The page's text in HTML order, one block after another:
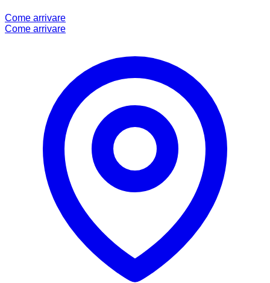
Come arrivare
Come arrivare